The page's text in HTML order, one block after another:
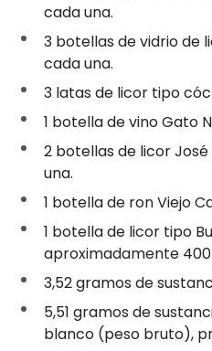
cada una.
3 botellas de vidrio de
cada una.
3 latas de licor tipo
1 botella de vino Gato
2 botellas de licor
una.
1 botella de ron Viejo
1 botella de licor tipo
aproximadamente
3,52 gramos de
5,51 gramos de
blanco (peso bruto),